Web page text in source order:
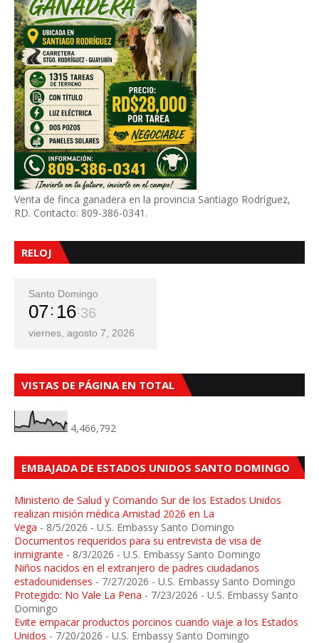
Venta de finca ganadera en la provincia Santiago Rodríguez,
RD. Contacto: 809-386-0341.
RELOJ
Santo Domingo
07 16 38
viernes, agosto 7, 2026
VISTAS DE PÁGINA EN TOTAL
4,466,792
EMBAJADA DE ESTADOS UNIDOS SANTO DOMINGO
Ministerio de Salud y Comando Sur de los Estados Unidos
realizan misión médica Amistad 2026 en La
Vega - 8/5/2026 - U.S. Embassy Santo Domingo
Documentos requeridos para su entrevista de visa de
inmigrante - 8/3/2026 - U.S. Embassy Santo Domingo
Niños nacidos en el extranjero de padres ciudadanos
estadounidenses - 7/27/2026 - U.S. Embassy Santo Domingo
Protegido: No Vale La Pena - 7/23/2026 - U.S. Embassy Santo
Domingo
Evite empacar productos porcinos cuando viaje a los Estados
Unidos - 7/20/2026 - U.S. Embassy Santo Domingo